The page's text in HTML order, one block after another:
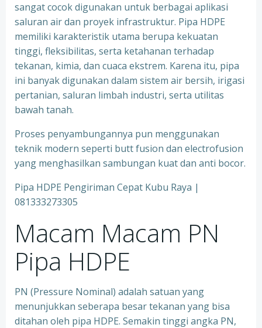
sangat cocok digunakan untuk berbagai aplikasi
saluran air dan proyek infrastruktur. Pipa HDPE
memiliki karakteristik utama berupa kekuatan
tinggi, fleksibilitas, serta ketahanan terhadap
tekanan, kimia, dan cuaca ekstrem. Karena itu, pipa
ini banyak digunakan dalam sistem air bersih, irigasi
pertanian, saluran limbah industri, serta utilitas
bawah tanah.
Proses penyambungannya pun menggunakan
teknik modern seperti butt fusion dan electrofusion
yang menghasilkan sambungan kuat dan anti bocor.
Pipa HDPE Pengiriman Cepat Kubu Raya |
081333273305
Macam Macam PN
Pipa HDPE
PN (Pressure Nominal) adalah satuan yang
menunjukkan seberapa besar tekanan yang bisa
ditahan oleh pipa HDPE. Semakin tinggi angka PN,